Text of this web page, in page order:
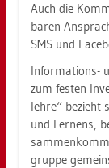
Auch die
ba­ren
SMS und
In­for­ma­ti­ons-
zum fes­ten
leh­re“ be­zieht
und Ler­nens,
grup­pe